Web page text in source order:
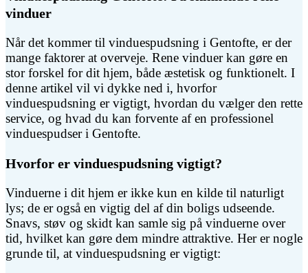
vinduer
Når det kommer til vinduespudsning i Gentofte, er der
mange faktorer at overveje. Rene vinduer kan gøre en
stor forskel for dit hjem, både æstetisk og funktionelt. I
denne artikel vil vi dykke ned i, hvorfor
vinduespudsning er vigtigt, hvordan du vælger den rette
service, og hvad du kan forvente af en professionel
vinduespudser i Gentofte.
Hvorfor er vinduespudsning vigtigt?
Vinduerne i dit hjem er ikke kun en kilde til naturligt
lys; de er også en vigtig del af din boligs udseende.
Snavs, støv og skidt kan samle sig på vinduerne over
tid, hvilket kan gøre dem mindre attraktive. Her er nogle
grunde til, at vinduespudsning er vigtigt: